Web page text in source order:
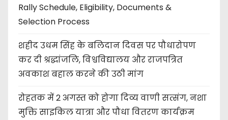
Rally Schedule, Eligibility, Documents &
Selection Process
शहीद उधम सिंह के बलिदान दिवस पर पौधारोपण
कर दी श्रद्धांजलि, विश्वविद्यालय और राजपत्रित
अवकाश बहाल करने की उठी मांग
रोहतक में 2 अगस्त को होगा दिव्य वाणी सत्संग, नशा
मुक्ति साइकिल यात्रा और पौधा वितरण कार्यक्रम